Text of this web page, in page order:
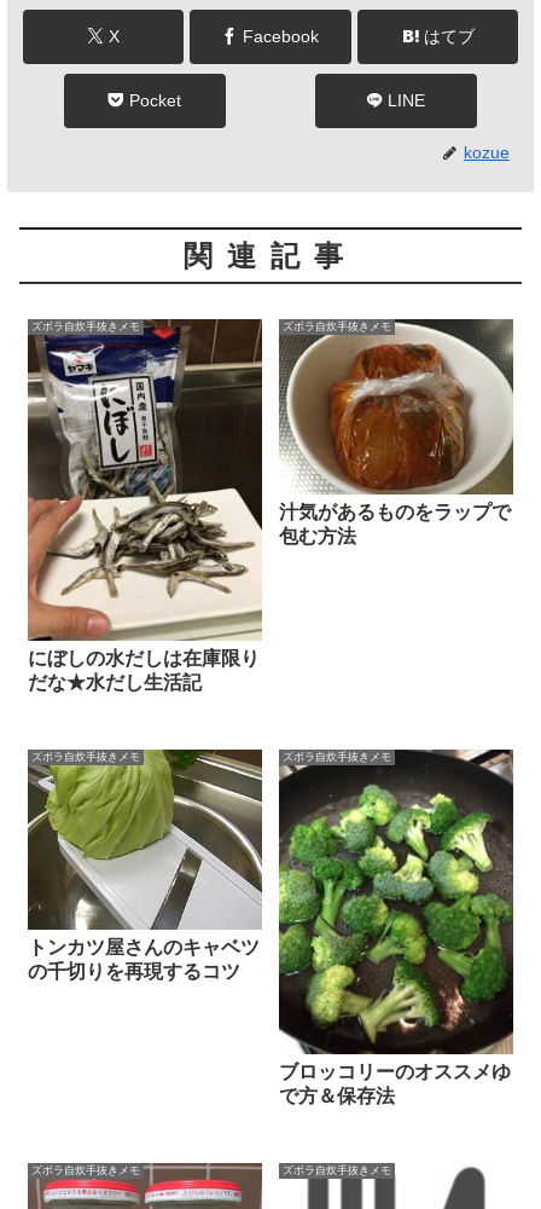
X Facebook はてブ
Pocket LINE
kozue
関連記事
ズボラ自炊手抜きメモ
にぼしの水だしは在庫限り
だな★水だし生活記
ズボラ自炊手抜きメモ
汁気があるものをラップで
包む方法
ズボラ自炊手抜きメモ
トンカツ屋さんのキャベツ
の千切りを再現するコツ
ズボラ自炊手抜きメモ
ブロッコリーのオススメゆ
で方＆保存法
ズボラ自炊手抜きメモ ズボラ自炊手抜きメモ